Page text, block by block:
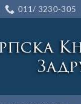
011/ 3230-305